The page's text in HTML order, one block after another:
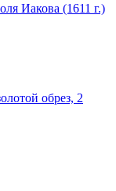
Иакова (1611 г.)
обрез, 2